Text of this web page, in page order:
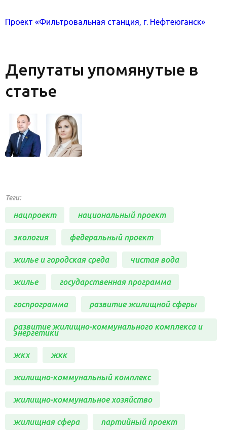
Проект «Фильтровальная станция, г. Нефтеюганск»
Депутаты упомянутые в
статье
Теги:
нацпроект национальный проект
экология федеральный проект
жилье и городская среда чистая вода
жилье государственная программа
госпрограмма развитие жилищной сферы
развитие жилищно-коммунального комплекса и
энергетики
жкх жкк
жилищно-коммунальный комплекс
жилищно-коммунальное хозяйство
жилищная сфера партийный проект